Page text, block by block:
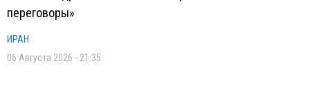
переговоры»
ИРАН
06 Августа 2026 - 21:35